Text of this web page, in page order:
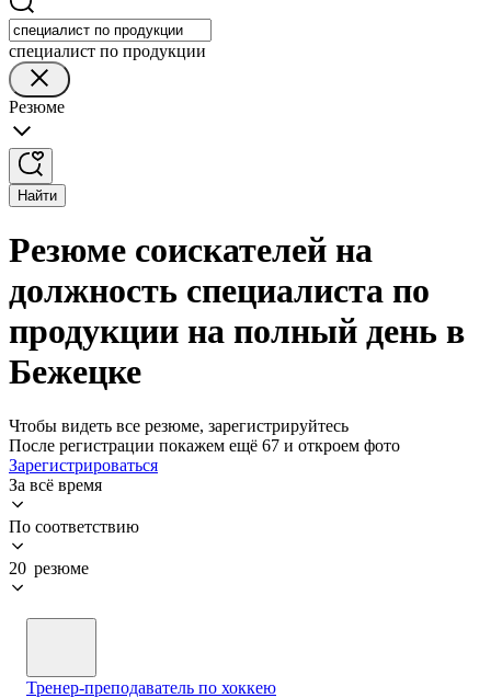
специалист по продукции
Резюме
Найти
Резюме соискателей на
должность специалиста по
продукции на полный день в
Бежецке
Чтобы видеть все резюме, зарегистрируйтесь
После регистрации покажем ещё 67 и откроем фото
Зарегистрироваться
За всё время
По соответствию
20 резюме
Тренер-преподаватель по хоккею